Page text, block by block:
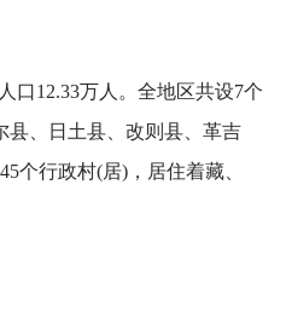
口12.33万人。全地区共设7个
县、日土县、改则县、革吉
个行政村(居)，居住着藏、